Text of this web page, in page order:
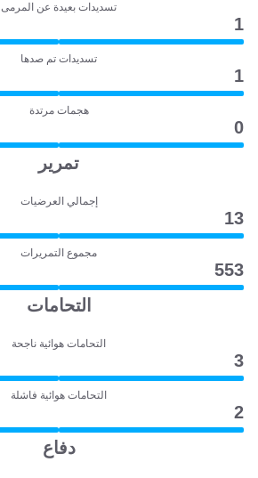
تسديدات بعيدة عن المرمى
1
تسديدات تم صدها
1
هجمات مرتدة
0
تمرير
إجمالي العرضيات
13
مجموع التمريرات
553
التحامات
التحامات هوائية ناجحة
3
التحامات هوائية فاشلة
2
دفاع